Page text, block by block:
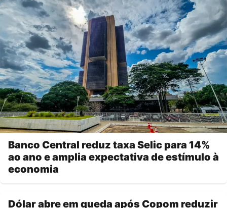
Banco Central reduz taxa Selic para 14%
ao ano e amplia expectativa de estímulo à
economia
Dólar abre em queda após Copom reduzir